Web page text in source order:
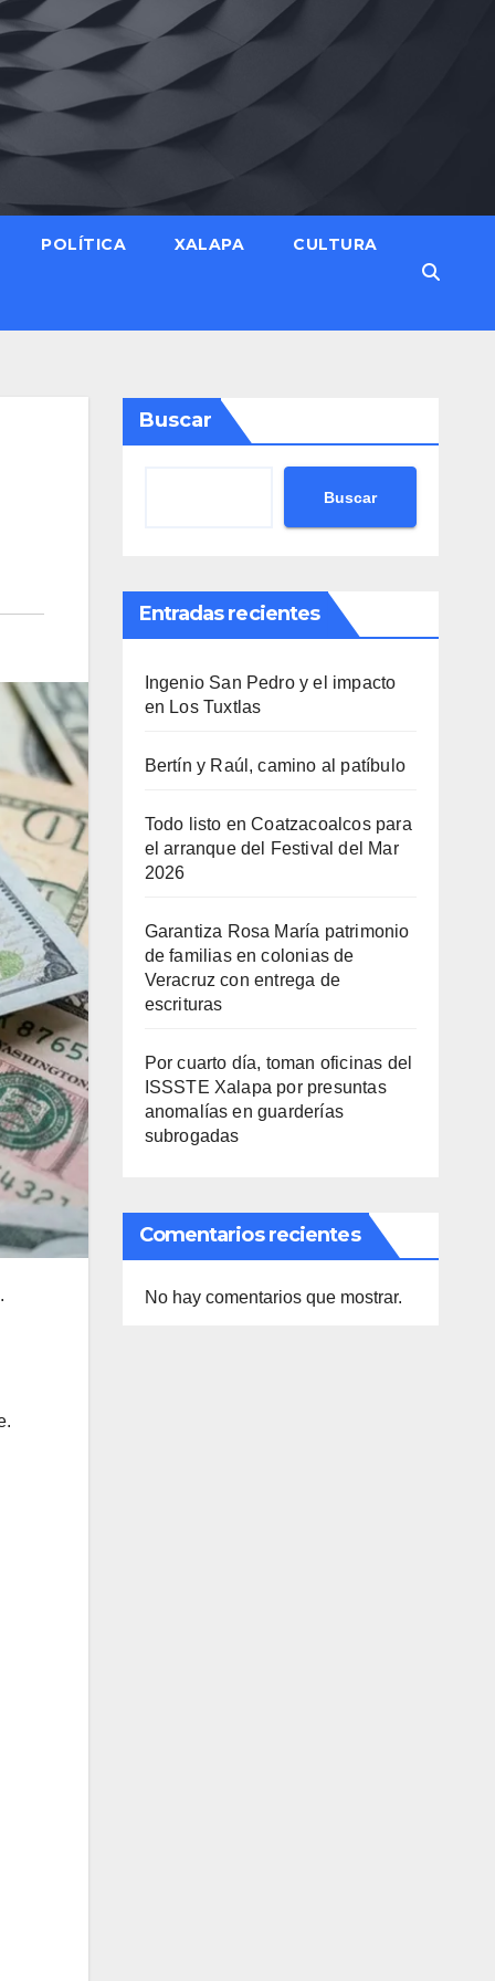
POLÍTICA XALAPA CULTURA
Buscar
Buscar
Entradas recientes
Ingenio San Pedro y el impacto
en Los Tuxtlas
Bertín y Raúl, camino al patíbulo
Todo listo en Coatzacoalcos para
el arranque del Festival del Mar
2026
Garantiza Rosa María patrimonio
de familias en colonias de
Veracruz con entrega de
escrituras
Por cuarto día, toman oficinas del
ISSSTE Xalapa por presuntas
anomalías en guarderías
subrogadas
Comentarios recientes
No hay comentarios que mostrar.